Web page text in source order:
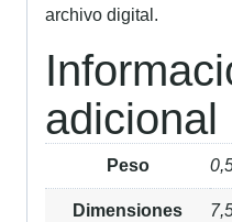
archivo digital.
adicional
Peso
Dimensiones